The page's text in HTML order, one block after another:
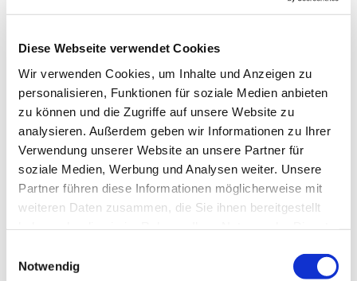
Diese Webseite verwendet Cookies
Wir verwenden Cookies, um Inhalte und Anzeigen zu
personalisieren, Funktionen für soziale Medien anbieten
zu können und die Zugriffe auf unsere Website zu
analysieren. Außerdem geben wir Informationen zu Ihrer
Verwendung unserer Website an unsere Partner für
soziale Medien, Werbung und Analysen weiter. Unsere
Partner führen diese Informationen möglicherweise mit
weiteren Daten zusammen, die Sie ihnen bereitgestellt
Notwendig
Konfirmandenarbeit erlebe, wie viel Interesse,
Fragen und Potenzial in jungen Menschen steckt.
Ich möchte ihre Perspektiven im Kirchenvorstand
vertreten und dazu beitragen, unsere Gemeinde
gemeinsam weiterzuentwickeln.
2️⃣Was ist deine schönste Erinnerung mit/ in der Ev.
Kirchengemeinde Dörnigheim?
~Die schönsten Erinnerungen entstehen für mich
intensiver Gespräche und echter Gemeinschaft.